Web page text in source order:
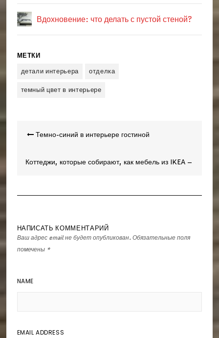
Вдохновение: что делать с пустой стеной?
МЕТКИ
детали интерьера
отделка
темный цвет в интерьере
Навигация
записям
Темно-синий в интерьере гостиной
Коттеджи, которые собирают, как мебель из IKEA –
НАПИСАТЬ КОММЕНТАРИЙ
Ваш адрес email не будет опубликован. Обязательные поля
помечены *
NAME
EMAIL ADDRESS